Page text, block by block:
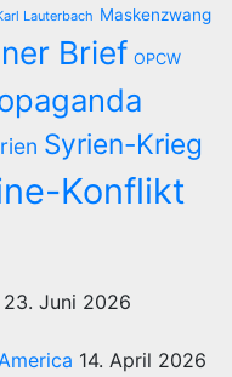
Lauterbach Maskenzwang
Brief OPCW
Syrien-Krieg
Konflikt
23. Juni 2026
14. April 2026